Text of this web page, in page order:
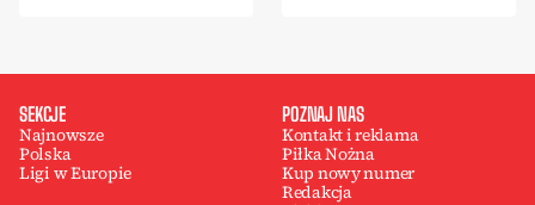
SEKCJE
Najnowsze
Polska
Ligi w Europie
POZNAJ NAS
Kontakt i reklama
Piłka Nożna
Kup nowy numer
Redakcja